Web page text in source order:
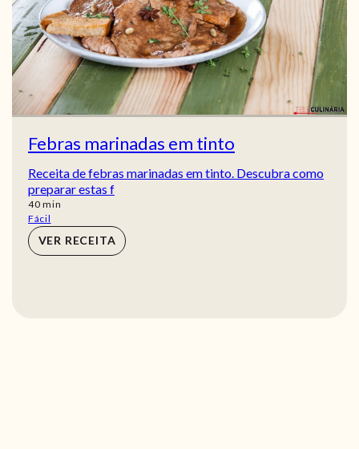
Febras marinadas em tinto
Receita de febras marinadas em tinto. Descubra como
preparar estas f
40min
min
Fácil
VER RECEITA